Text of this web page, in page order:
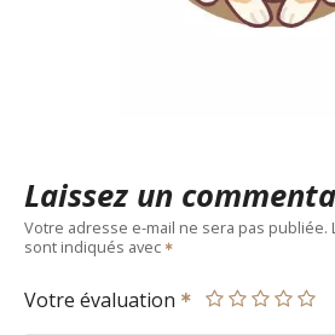
Laissez un
Votre adresse e-mail ne sera pas publiée.
sont indiqués avec
Votre évaluation